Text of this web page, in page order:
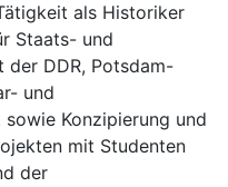
als Historiker
Staats- und
der DDR, Potsdam-
und
Konzipierung und
mit Studenten
der